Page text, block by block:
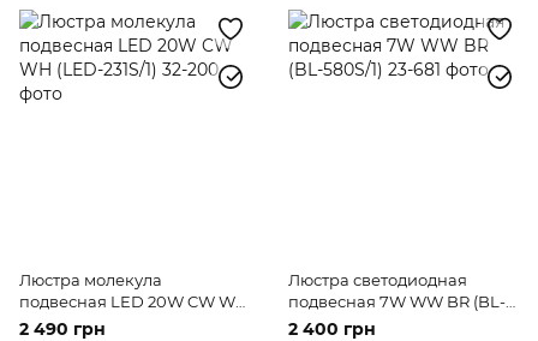
Люстра молекула
подвесная LED 20W CW WH
(LED-231S/1)
2 490 грн
Люстра светодиодная
подвесная 7W WW BR (BL-
580S/1)
2 400 грн